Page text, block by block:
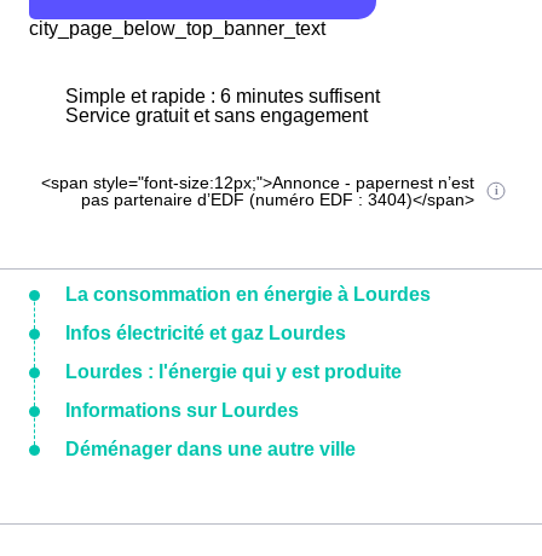
city_page_below_top_banner_text
Simple et rapide : 6 minutes suffisent
Service gratuit et sans engagement
<span style="font-size:12px;">Annonce - papernest n’est
pas partenaire d’EDF (numéro EDF : 3404)</span>
La consommation en énergie à Lourdes
Infos électricité et gaz Lourdes
Lourdes : l'énergie qui y est produite
Informations sur Lourdes
Déménager dans une autre ville